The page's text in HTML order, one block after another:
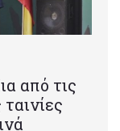
από τις